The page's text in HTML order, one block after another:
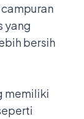
yang
bersih
memiliki